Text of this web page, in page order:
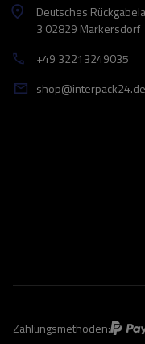
Deutsches
3 02829 Markersdorf
+49 32213249035
shop@interpack24.de
Zahlungsmethoden: